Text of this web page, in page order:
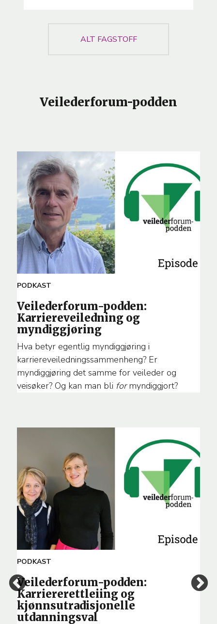
ALT FAGSTOFF
Veilederforum-podden
ARTICLE
PODKAST
Veilederforum-podden:
Karriereveiledning og
myndiggjøring
Hva betyr egentlig myndiggjøring i
karriereveiledningssammenheng? Er
myndiggjøring det samme for veileder og
veisøker? Og kan man bli formyndiggjort?
ARTICLE
PODKAST
Veilederforum-podden:
Karriererettleiing og
kjønnsutradisjonelle
utdanningsval